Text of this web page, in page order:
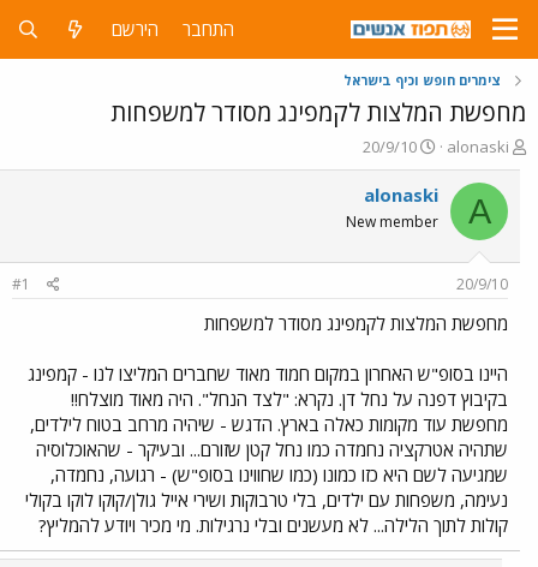
התחבר הירשם
צימרים חופש וכיף בישראל
מחפשת המלצות לקמפינג מסודר למשפחות
פ
ו
ת
ח
ה
ו
ש
א
alonaski
פ
ו
ר
ס
ם
ר
20/9/10
A
alonaski
New member
20/9/10
#1
מחפשת המלצות לקמפינג מסודר למשפחות
היינו בסופ"ש האחרון במקום חמוד מאוד שחברים המליצו לנו - קמפינג
בקיבוץ דפנה על נחל דן. נקרא: "לצד הנחל". היה מאוד מוצלח!!
מחפשת עוד מקומות כאלה בארץ. הדגש - שיהיה מרחב בטוח לילדים,
שתהיה אטרקציה נחמדה כמו נחל קטן שזורם... ובעיקר - שהאוכלוסיה
שמגיעה לשם היא כזו כמונו (כמו שחווינו בסופ"ש) - רגועה, נחמדה,
נעימה, משפחות עם ילדים, בלי טרבוקות ושירי אייל גולן/קוקו לוקו בקולי
קולות לתוך הלילה... לא מעשנים ובלי נרגילות. מי מכיר ויודע להמליץ?